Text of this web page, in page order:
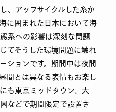
、アップサイクルした糸か
に囲まれた日本において海
系への影響は深刻な問題
てそうした環境問題に触れ
ションです。期間中は夜間
間とは異なる表情もお楽し
も東京ミッドタウン、大
などで期間限定で設置さ